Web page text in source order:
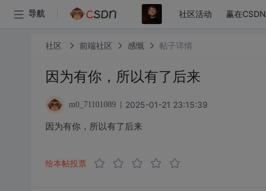
导航 社区活动 赢在CSDN
社区 前端社区 感慨 帖子详情
因为有你，所以有了后来
m0_71101089 2025-01-21 23:15:39
因为有你，所以有了后来
给本帖投票